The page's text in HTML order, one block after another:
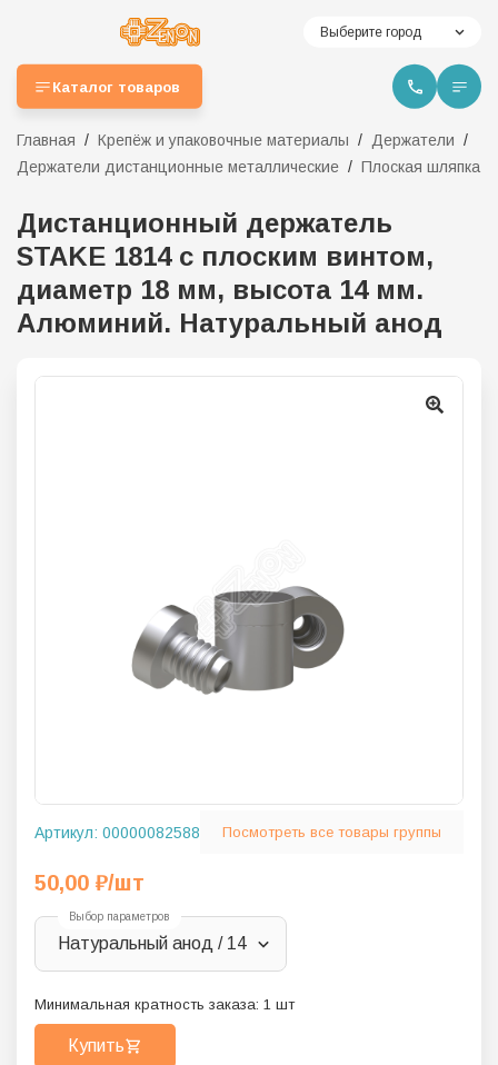
Выберите город
Каталог товаров
Главная Крепёж и упаковочные материалы
Держатели
Держатели дистанционные металлические
Плоская шляпка
Дистанционный держатель
STAKE 1814 с плоским винтом,
диаметр 18 мм, высота 14 мм.
Алюминий. Натуральный анод
Артикул: 00000082588 Посмотреть все товары группы
50,00 ₽/шт
Выбор параметров
Натуральный анод / 14
Минимальная кратность заказа: 1 шт
Купить